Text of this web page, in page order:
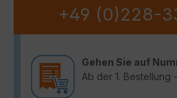
+49 (0)228-
Gehen Sie auf
Ab der 1. Bestellung